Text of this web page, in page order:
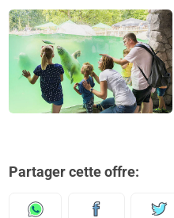
Partager cette offre: